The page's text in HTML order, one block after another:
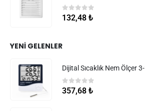
05 üzerinden
132,48 ₺
YENI GELENLER
Dijital Sıcaklık Nem Ölçer
05 üzerinden
357,68 ₺